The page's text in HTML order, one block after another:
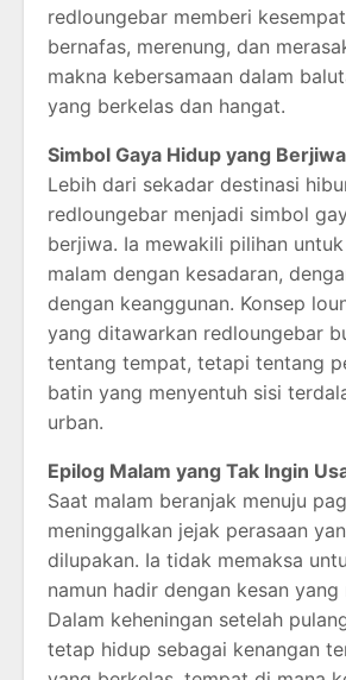
redloungebar memberi
bernafas, merenung, dan
makna kebersamaan dalam
yang berkelas dan hangat.
Simbol Gaya Hidup yang Berjiwa
Lebih dari sekadar destinasi
redloungebar menjadi simbol
berjiwa. Ia mewakili pilihan
malam dengan kesadaran,
dengan keanggunan. Konsep
yang ditawarkan redloungebar
tentang tempat, tetapi tentang
batin yang menyentuh sisi
urban.
Epilog Malam yang Tak Ingin
Saat malam beranjak menuju
meninggalkan jejak perasaan
dilupakan. Ia tidak memaksa
namun hadir dengan kesan yang
Dalam keheningan setelah
tetap hidup sebagai kenangan